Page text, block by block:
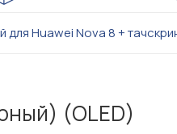
для Huawei Nova 8 +
(OLED)